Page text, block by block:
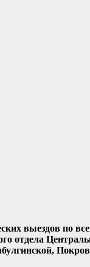
выездов по
отдела